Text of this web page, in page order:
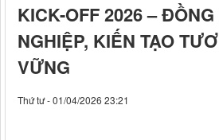
KICK-OFF 2026 –
NGHIỆP, KIẾN TẠO
VỮNG
Thứ tư - 01/04/2026 23:21